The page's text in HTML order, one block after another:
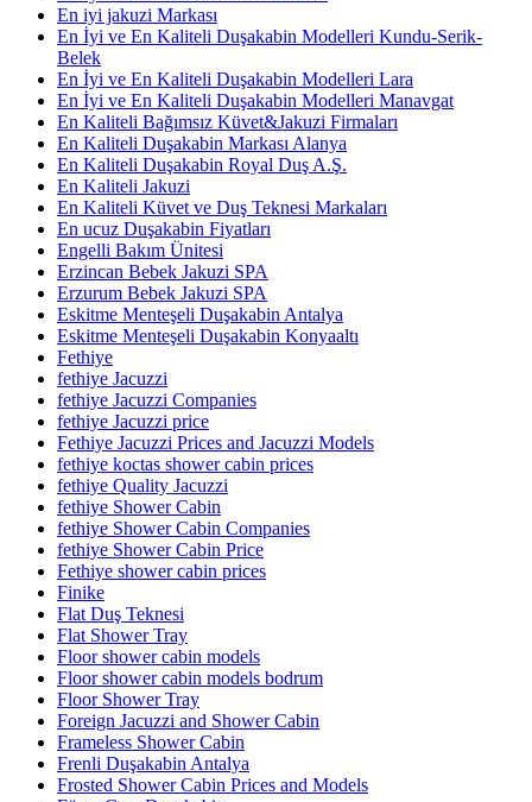
En iyi jakuzi Markası
En İyi ve En Kaliteli Duşakabin Modelleri Kundu-Serik-
Belek
En İyi ve En Kaliteli Duşakabin Modelleri Lara
En İyi ve En Kaliteli Duşakabin Modelleri Manavgat
En Kaliteli Bağımsız Küvet&Jakuzi Firmaları
En Kaliteli Duşakabin Markası Alanya
En Kaliteli Duşakabin Royal Duş A.Ş.
En Kaliteli Jakuzi
En Kaliteli Küvet ve Duş Teknesi Markaları
En ucuz Duşakabin Fiyatları
Engelli Bakım Ünitesi
Erzincan Bebek Jakuzi SPA
Erzurum Bebek Jakuzi SPA
Eskitme Menteşeli Duşakabin Antalya
Eskitme Menteşeli Duşakabin Konyaaltı
Fethiye
fethiye Jacuzzi
fethiye Jacuzzi Companies
fethiye Jacuzzi price
Fethiye Jacuzzi Prices and Jacuzzi Models
fethiye koctas shower cabin prices
fethiye Quality Jacuzzi
fethiye Shower Cabin
fethiye Shower Cabin Companies
fethiye Shower Cabin Price
Fethiye shower cabin prices
Finike
Flat Duş Teknesi
Flat Shower Tray
Floor shower cabin models
Floor shower cabin models bodrum
Floor Shower Tray
Foreign Jacuzzi and Shower Cabin
Frameless Shower Cabin
Frenli Duşakabin Antalya
Frosted Shower Cabin Prices and Models